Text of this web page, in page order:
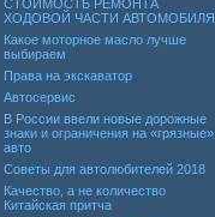
СТОИМОСТЬ РЕМОНТА
ХОДОВОЙ ЧАСТИ АВТОМОБИЛЯ
Какое моторное масло лучше
выбираем
Права на экскаватор
Автосервис
В России ввели новые дорожные
знаки и ограничения на «грязные»
авто
Советы для автолюбителей 2018
Качество, а не количество
Китайская притча